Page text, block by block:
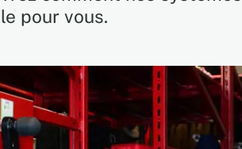
pour vous.